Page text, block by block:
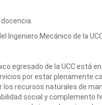
Ingeniero Mecánico de la
egresado de la UCC está
por estar plenamente
recursos naturales de
social y complemento